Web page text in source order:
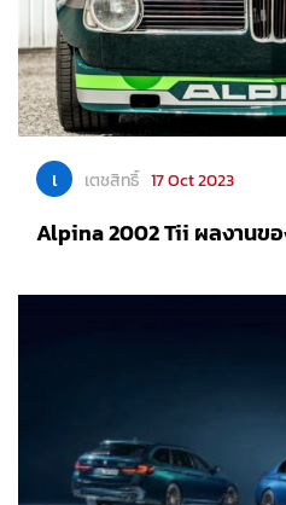
เ เตชสิทธิ์ 17 Oct 2023
Alpina 2002 Tii ผลงานข